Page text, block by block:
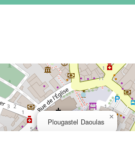
Plougastel Daoulas
×